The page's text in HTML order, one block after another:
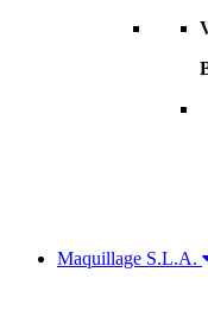
Maquillage S.L.A.